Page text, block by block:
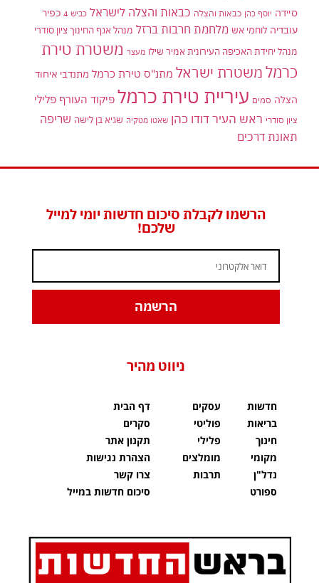
סיידה יוסף כהן כבאות והצלה כבאות והצלה לישראל כביש 4
כפיר
עובדיה לוחמי אש מלחמת חרבות ברזל מנהל אגף החינוך ציון סודרי
מנהל יחידת האכיפה העירונית אמיר שילו מעצר משטרת טירת
כרמלמשטרת ישראל מתנ"ס טירת כרמל מתנדבי איחוד
הצלה סמים עיריית טירת כרמל פיקוד העורף פלילי
ציון סודרי ראש העיר דודו כהן שאטו מטקיה שגיא בן לישה שריפה
תאונת דרכים
הרשמו לקבלת סיכום חדשות יומי למייל
שלכם!
הרשמה
ניווט מהיר
חדשות
בריאות
חינוך
מקומי
נדל"ן
ספורט
עסקים
פוליטי
פלילי
מומלצים
תרבות
דף הבית
סקרים
תקנון אתר
הצהרת נגישות
צרו קשר
סיכום חדשות במייל